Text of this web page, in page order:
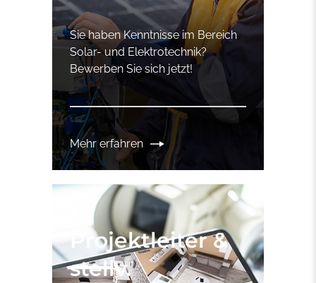
Sie haben Kenntnisse im Bereich
Solar- und Elektrotechnik?
Bewerben Sie sich jetzt!
Mehr erfahren
Projektleiter &
stellv.